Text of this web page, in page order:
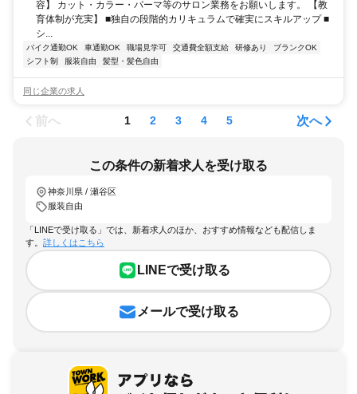
容】 カット・カラー・パーマ等のサロン業務をお願いします。 【教
育体制が充実】 ■独自の段階的カリキュラムで確実にスキルアップ ■
シ...
バイク通勤OK 車通勤OK 職場見学可 交通費全額支給 研修あり
ブランクOK
シフト制
服装自由 髪型・髪色自由
同じ企業の求人
前へ 1 2 3 4 5 次へ
この条件の新着求人を受け取る
神奈川県 / 瀬谷区
服装自由
「LINEで受け取る」では、新着求人のほか、おすすめ情報なども配信しま
す。 詳しくはこちら
LINEで受け取る
メールで受け取る